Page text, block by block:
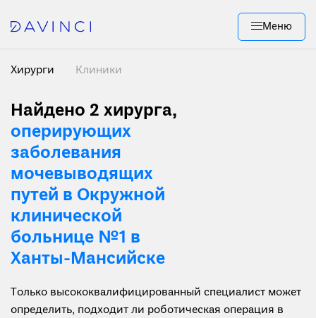
Меню
Хирурги Клиники
Найдено 2 хирурга,
оперирующих
заболевания
мочевыводящих
путей в Окружной
клинической
больнице №1 в
Ханты-Мансийске
Только высококвалифицированный специалист может
определить, подходит ли роботическая операция в